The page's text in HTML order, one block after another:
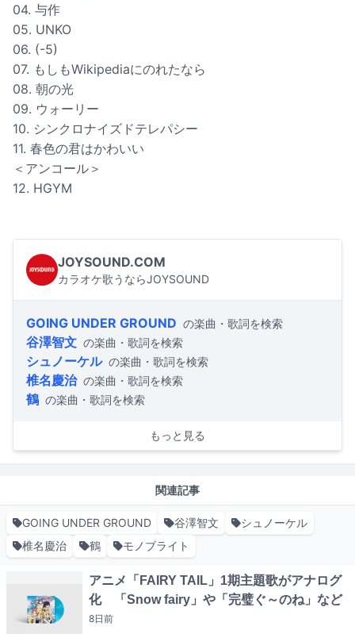
04. 与作
05. UNKO
06. (-5)
07. もしもWikipediaにのれたなら
08. 朝の光
09. ウォーリー
10. シンクロナイズドテレパシー
11. 春色の君はかわいい
＜アンコール＞
12. HGYM
JOYSOUND.COM
カラオケ歌うならJOYSOUND
GOING UNDER GROUND の楽曲・歌詞を検索
谷澤智文 の楽曲・歌詞を検索
シュノーケル の楽曲・歌詞を検索
椎名慶治 の楽曲・歌詞を検索
鶴 の楽曲・歌詞を検索
もっと見る
関連記事
GOING UNDER GROUND 谷澤智文
シュノーケル
椎名慶治
鶴 モノブライト
アニメ「FAIRY TAIL」1期主題歌がアナログ
化 「Snow fairy」や「完璧ぐ～のね」など
8日前